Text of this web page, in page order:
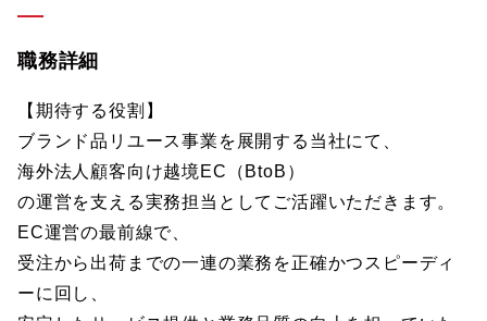
職務詳細
【期待する役割】
ブランド品リユース事業を展開する当社にて、
海外法人顧客向け越境EC（BtoB）
の運営を支える実務担当としてご活躍いただきます。
EC運営の最前線で、
受注から出荷までの一連の業務を正確かつスピーディ
ーに回し、